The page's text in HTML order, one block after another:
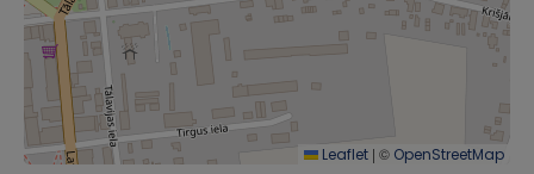
Leaflet | © OpenStreetMap